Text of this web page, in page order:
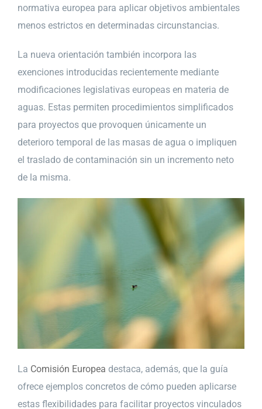
normativa europea para aplicar objetivos ambientales
menos estrictos en determinadas circunstancias.
La nueva orientación también incorpora las
exenciones introducidas recientemente mediante
modificaciones legislativas europeas en materia de
aguas. Estas permiten procedimientos simplificados
para proyectos que provoquen únicamente un
deterioro temporal de las masas de agua o impliquen
el traslado de contaminación sin un incremento neto
de la misma.
La Comisión Europea destaca, además, que la guía
ofrece ejemplos concretos de cómo pueden aplicarse
estas flexibilidades para facilitar proyectos vinculados